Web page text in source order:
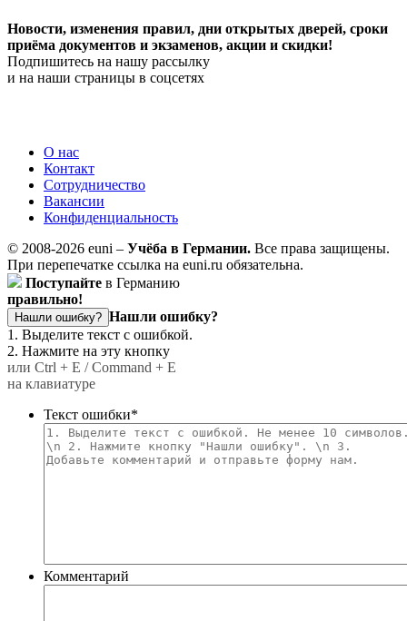
Новости, изменения правил, дни открытых дверей, сроки
приёма документов и экзаменов, акции и скидки!
Подпишитесь на нашу рассылку
и на наши страницы в соцсетях
О нас
Контакт
Сотрудничество
Вакансии
Конфиденциальность
© 2008-2026 euni – Учёба в Германии. Все права защищены.
При перепечатке ссылка на euni.ru обязательна.
Поступайте в Германию
правильно!
Нашли ошибку? Нашли ошибку?
1. Выделите текст с ошибкой.
2. Нажмите на эту кнопку
или Ctrl + E / Command + E
на клавиатуре
Текст ошибки*
Комментарий